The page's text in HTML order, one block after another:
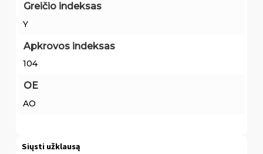
Greičio indeksas
Y
Apkrovos indeksas
104
OE
AO
Siųsti užklausą